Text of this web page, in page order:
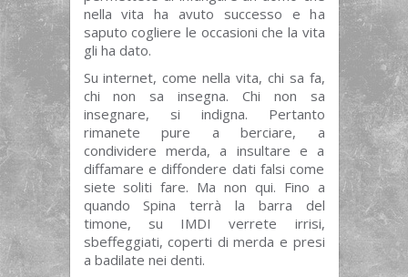
nella vita ha avuto successo e ha
saputo cogliere le occasioni che la vita
gli ha dato.
Su internet, come nella vita, chi sa fa,
chi non sa insegna. Chi non sa
insegnare, si indigna. Pertanto
rimanete pure a berciare, a
condividere merda, a insultare e a
diffamare e diffondere dati falsi come
siete soliti fare. Ma non qui. Fino a
quando Spina terrà la barra del
timone, su IMDI verrete irrisi,
sbeffeggiati, coperti di merda e presi
a badilate nei denti.